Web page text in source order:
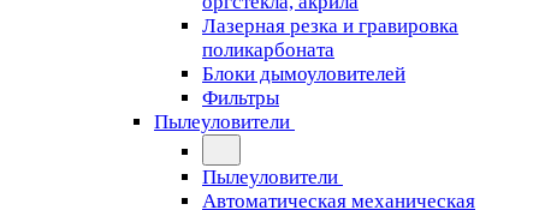
Лазерная резка и гравировка
поликарбоната
Блоки дымоуловителей
Фильтры
Пылеуловители
Пылеуловители
Автоматическая механическая